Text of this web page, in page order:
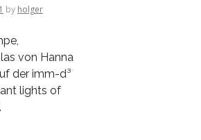
by holger
von Hanna
der imm-d³
lights of